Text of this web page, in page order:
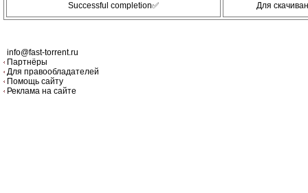
Successful completion✅ Для
info@fast-torrent.ru
Партнёры
Для правообладателей
Помощь сайту
Реклама на сайте